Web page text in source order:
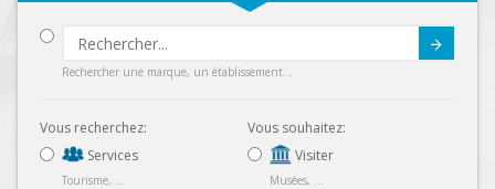
Rechercher une marque, un établissement...
Vous recherchez:
Services
Tourisme, ...
Vous souhaitez:
Visiter
Musées, ...